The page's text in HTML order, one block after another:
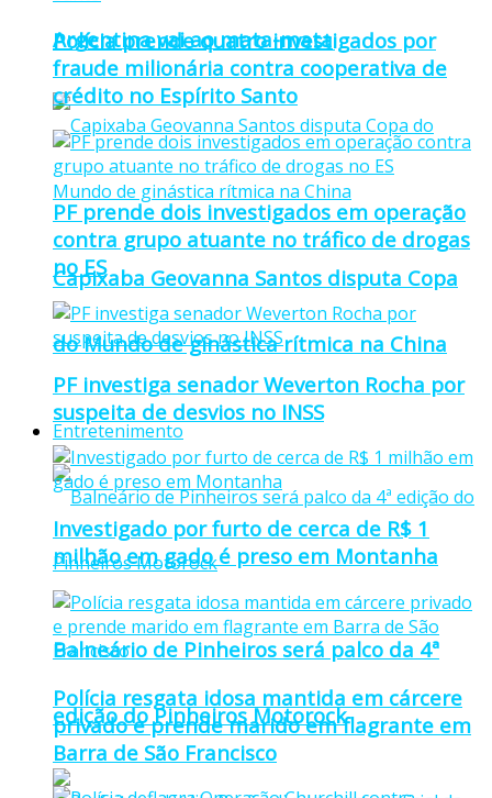
Argentina vai ao mata-mata
Capixaba Geovanna Santos disputa Copa
do Mundo de ginástica rítmica na China
Entretenimento
Balneário de Pinheiros será palco da 4ª
edição do Pinheiros Motorock
Polícia prende quatro investigados por
fraude milionária contra cooperativa de
crédito no Espírito Santo
PF prende dois investigados em operação
contra grupo atuante no tráfico de drogas
no ES
PF investiga senador Weverton Rocha por
suspeita de desvios no INSS
Investigado por furto de cerca de R$ 1
milhão em gado é preso em Montanha
Polícia resgata idosa mantida em cárcere
privado e prende marido em flagrante em
Barra de São Francisco